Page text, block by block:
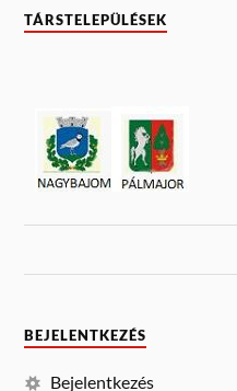
TÁRSTELEPÜLÉSEK
BEJELENTKEZÉS
Bejelentkezés